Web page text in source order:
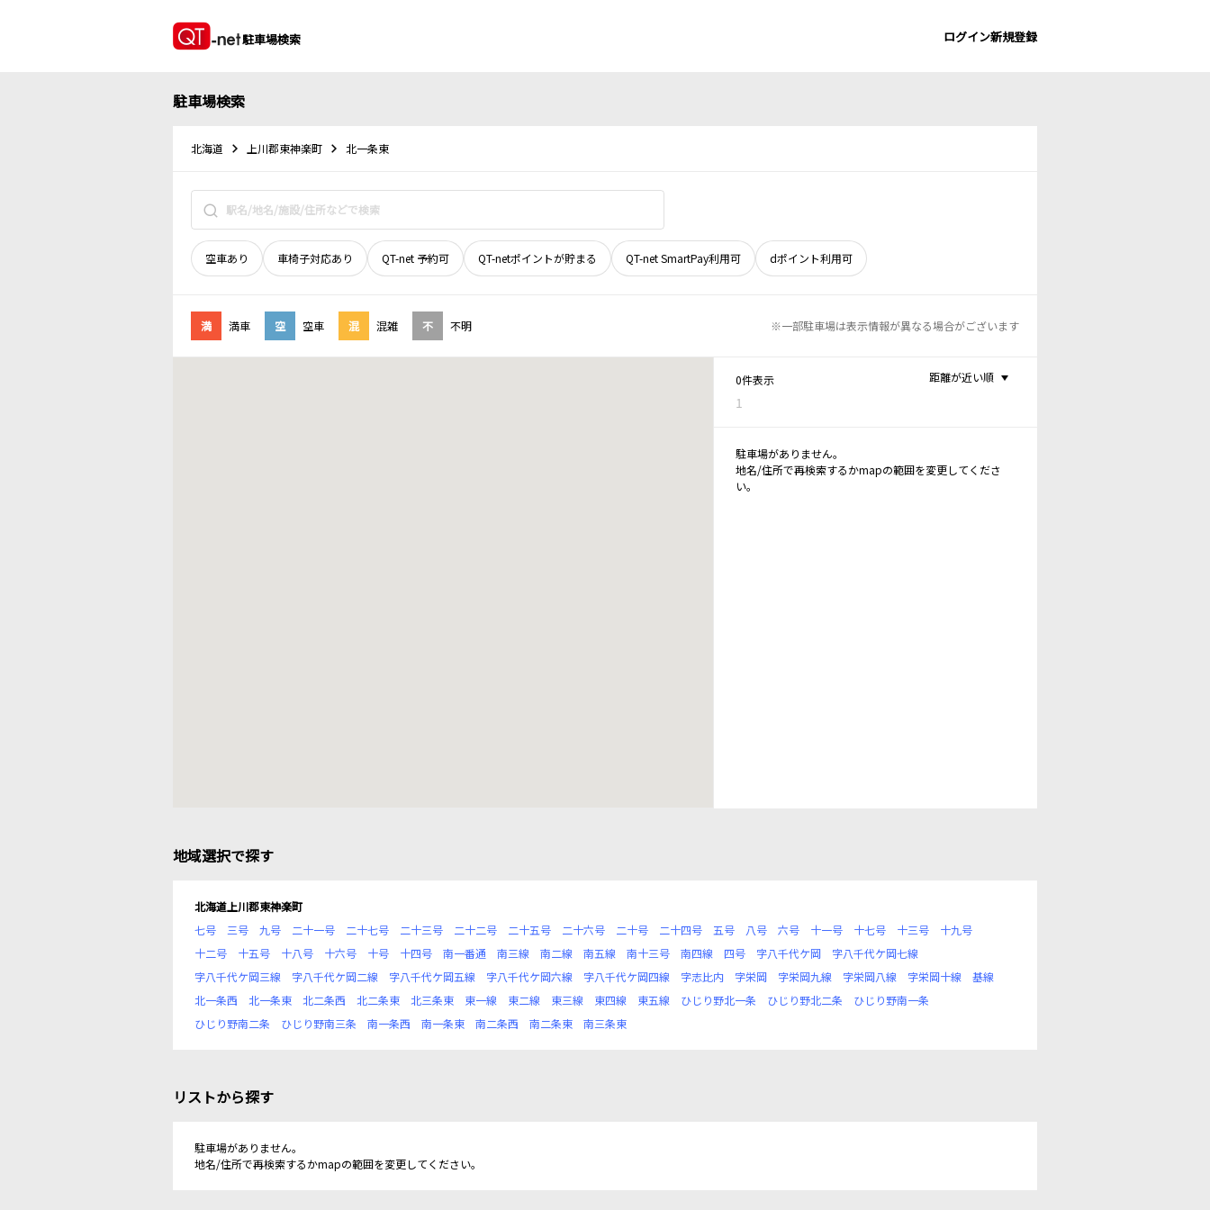
駐車場検索 ログイン新規登録
駐車場検索
北海道 上川郡東神楽町 北一条東
空車あり 車椅子対応あり QT-net 予約可 QT-netポイントが貯まる QT-net SmartPay利用可 dポイント利用可
満 満車 空 空車 混 混雑 不 不明 ※一部駐車場は表示情報が異なる場合がございます
0件表示
1
距離が近い順
駐車場がありません。
地名/住所で再検索するかmapの範囲を変更してくださ
い。
地域選択で探す
北海道上川郡東神楽町
七号
三号 九号 二十一号 二十七号 二十三号 二十二号 二十五号 二十六号 二十号 二十四号 五号 八号 六号 十一号 十七号 十三号
十九号
十二号
十五号 十八号 十六号 十号 十四号 南一番通 南三線 南二線 南五線 南十三号 南四線 四号 字八千代ケ岡
字八千代ケ岡七線
字八千代ケ岡三線
字八千代ケ岡二線 字八千代ケ岡五線 字八千代ケ岡六線 字八千代ケ岡四線 字志比内 字栄岡 字栄岡九線 字栄岡八線 字栄岡十線
基線
北一条西
北一条東 北二条西 北二条東 北三条東 東一線 東二線 東三線 東四線 東五線 ひじり野北一条 ひじり野北二条
ひじり野南一条
ひじり野南二条
ひじり野南三条 南一条西 南一条東 南二条西 南二条東 南三条東
リストから探す
駐車場がありません。
地名/住所で再検索するかmapの範囲を変更してください。